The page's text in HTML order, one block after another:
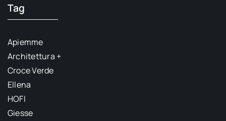
Tag
Apiemme
Architettura +
Croce Verde
Ellena
HOFI
Giesse